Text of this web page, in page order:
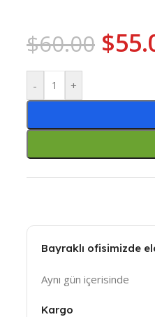
$60.00 $
- +
Bayraklı ofisimizde
Aynı gün içerisinde
Kargo